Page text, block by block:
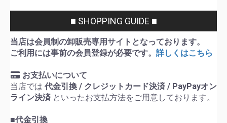
■ SHOPPING GUIDE ■
当店は会員制の卸販売専用サイトとなっております。
ご利用には事前の会員登録が必要です。 詳しくはこちら
お支払いについて
当店では 代金引換 / クレジットカード決済 / PayPayオン
ライン決済 といったお支払方法をご用意しております。
■代金引換